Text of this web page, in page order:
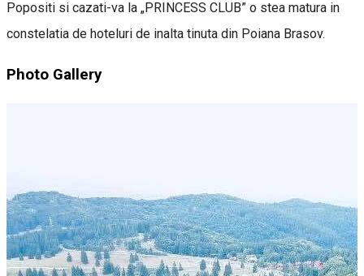
Popositi si cazati-va la „PRINCESS CLUB” o stea matura in
constelatia de hoteluri de inalta tinuta din Poiana Brasov.
Photo Gallery